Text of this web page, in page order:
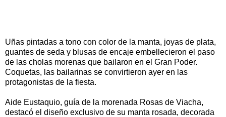
Uñas pintadas a tono con color de la manta, joyas de plata,
guantes de seda y blusas de encaje embellecieron el paso
de las cholas morenas que bailaron en el Gran Poder.
Coquetas, las bailarinas se convirtieron ayer en las
protagonistas de la fiesta.
Aide Eustaquio, guía de la morenada Rosas de Viacha,
destacó el diseño exclusivo de su manta rosada, decorada